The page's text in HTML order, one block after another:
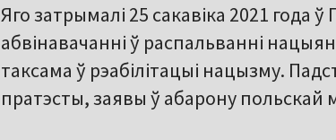
Яго затрымалі 25 сакавіка 2021 года
абвінавачанні ў распальванні
таксама ў рэабілітацыі нацызму.
пратэсты, заявы ў абарону польскай